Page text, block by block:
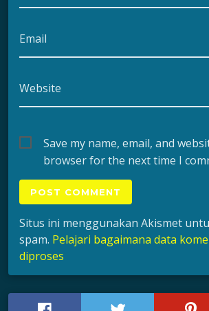
Email
Website
Save my name, email, and
browser for the next time I
Situs ini menggunakan Akismet
spam. Pelajari bagaimana data
diproses